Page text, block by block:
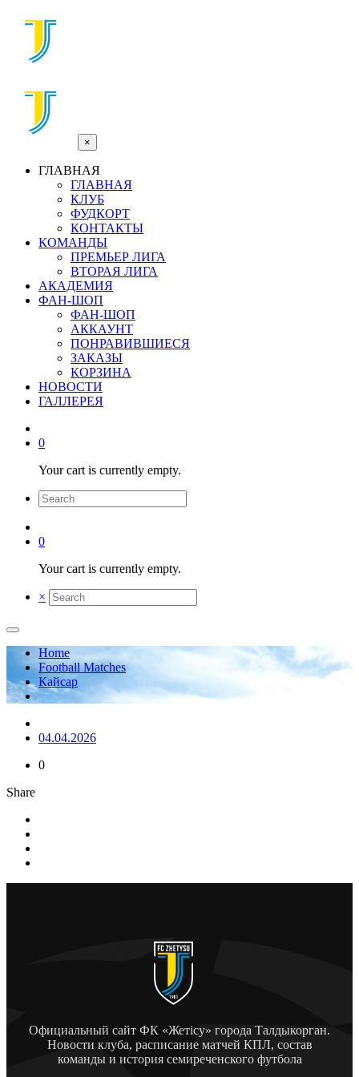
×
ГЛАВНАЯ
ГЛАВНАЯ
КЛУБ
ФУДКОРТ
КОНТАКТЫ
КОМАНДЫ
ПРЕМЬЕР ЛИГА
ВТОРАЯ ЛИГА
АКАДЕМИЯ
ФАН-ШОП
ФАН-ШОП
АККАУНТ
ПОНРАВИВШИЕСЯ
ЗАКАЗЫ
КОРЗИНА
НОВОСТИ
ГАЛЛЕРЕЯ
0
Your cart is currently empty.
0
Your cart is currently empty.
×
Home
Football Matches
Кайсар
04.04.2026
0
Share
Официальный сайт ФК «Жетісу» города Талдыкорган.
Новости клуба, расписание матчей КПЛ, состав
команды и история семиреченского футбола